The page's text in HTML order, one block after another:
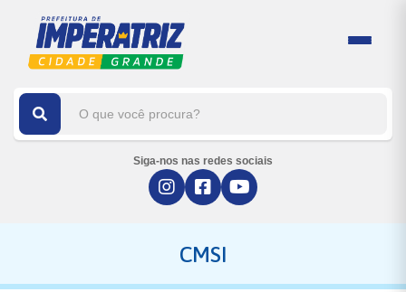
Siga-nos nas redes sociais
CMSI